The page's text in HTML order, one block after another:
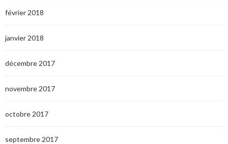
février 2018
janvier 2018
décembre 2017
novembre 2017
octobre 2017
septembre 2017